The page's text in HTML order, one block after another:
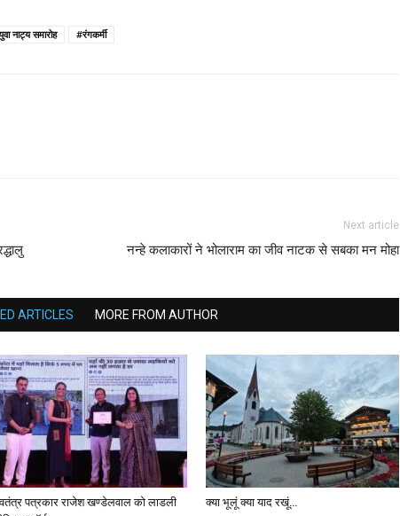
नाट्य समारोह #रंगकर्मी
Next article
नन्हे कलाकारों ने भोलाराम का जीव नाटक से सबका मन मोहा
ARTICLES MORE FROM AUTHOR
पत्रकार राजेश खण्डेलवाल को लाडली
क्या भूलूं क्या याद रखूं…